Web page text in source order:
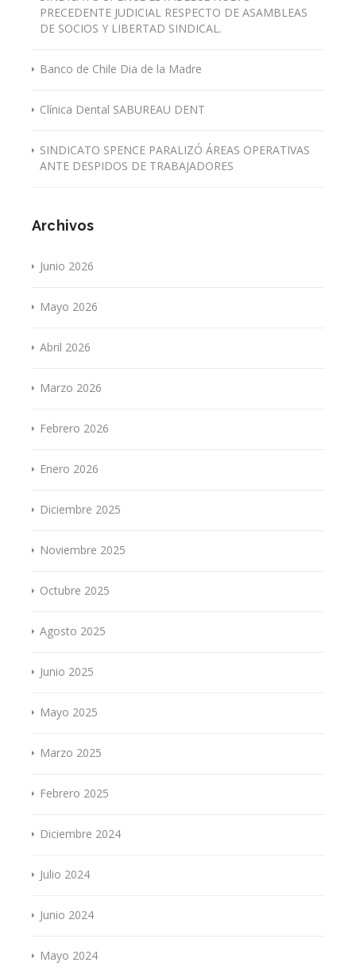
PRECEDENTE JUDICIAL RESPECTO DE ASAMBLEAS
DE SOCIOS Y LIBERTAD SINDICAL.
Banco de Chile Dia de la Madre
Clínica Dental SABUREAU DENT
SINDICATO SPENCE PARALIZÓ ÁREAS OPERATIVAS
ANTE DESPIDOS DE TRABAJADORES
Archivos
Junio 2026
Mayo 2026
Abril 2026
Marzo 2026
Febrero 2026
Enero 2026
Diciembre 2025
Noviembre 2025
Octubre 2025
Agosto 2025
Junio 2025
Mayo 2025
Marzo 2025
Febrero 2025
Diciembre 2024
Julio 2024
Junio 2024
Mayo 2024